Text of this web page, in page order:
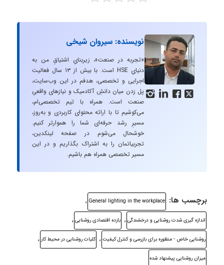
   
نویسنده: سیروان شیخی
«تجربه در صنعت»، زیربنایِ اشتیاقِ من به
دنیایِ HSE است. با بیش از ۱۳ سال فعالیت
اجرایی و تخصصی، هدفم در این وب‌سایت،
پل زدن میان دانشِ آکادمیک و نیازهای واقعیِ
صنعت است. همراه با تیم تخصصی‌ام،
می‌کوشیم تا با ارائه محتوای کاربردی و به‌روز،
مسیرِ رشد حرفه‌ای شما را هموارتر کنیم.
خوشحال می‌شوم در صفحه لینکدین،
تجربیاتمان را به اشتراک بگذاریم و در این
مسیر تخصصی همراه هم باشیم.
برچسب ها: General lighting in the workplace
,
اندازه گیری شدت روشنایی و درخشندگی , بازده اقتصادی روشنایی ,
روشنایی خاص - منظوره برای بازرسی و کنترل کیفیت , کلیات روشنایی در محیط کار ,
میزان روشنایی پیشنهاد شده